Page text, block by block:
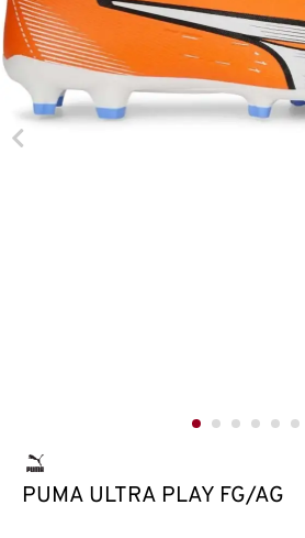
PUMA ULTRA PLAY FG/AG